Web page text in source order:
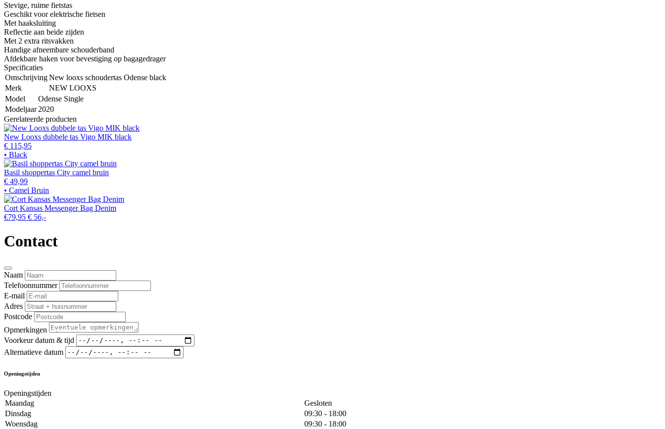
Stevige, ruime fietstas
Geschikt voor elektrische fietsen
Met haaksluiting
Reflectie aan beide zijden
Met 2 extra ritsvakken
Handige afneembare schouderband
Afdekbare haken voor bevestiging op bagagedrager
Specificaties
OmschrijvingNew looxs schoudertas Odense black
Merk
NEW LOOXS
Model
Odense Single
Modeljaar 2020
Gerelateerde producten
New Looxs dubbele tas Vigo MIK black
€ 115,95
• Black
Basil shoppertas City camel bruin
€ 49,99
• Camel Bruin
Cort Kansas Messenger Bag Denim
€79,95 € 56,-
Contact
Naam
Telefoonnummer
E-mail
Adres
Postcode
Opmerkingen
Voorkeur datum & tijd
Alternatieve datum
Openingstijden
Openingstijden
Maandag
Gesloten
Dinsdag
09:30 - 18:00
Woensdag
09:30 - 18:00